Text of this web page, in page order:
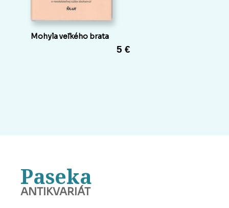
Mohyla veľkého brata
5 €
Paseka
ANTIKVARIÁT